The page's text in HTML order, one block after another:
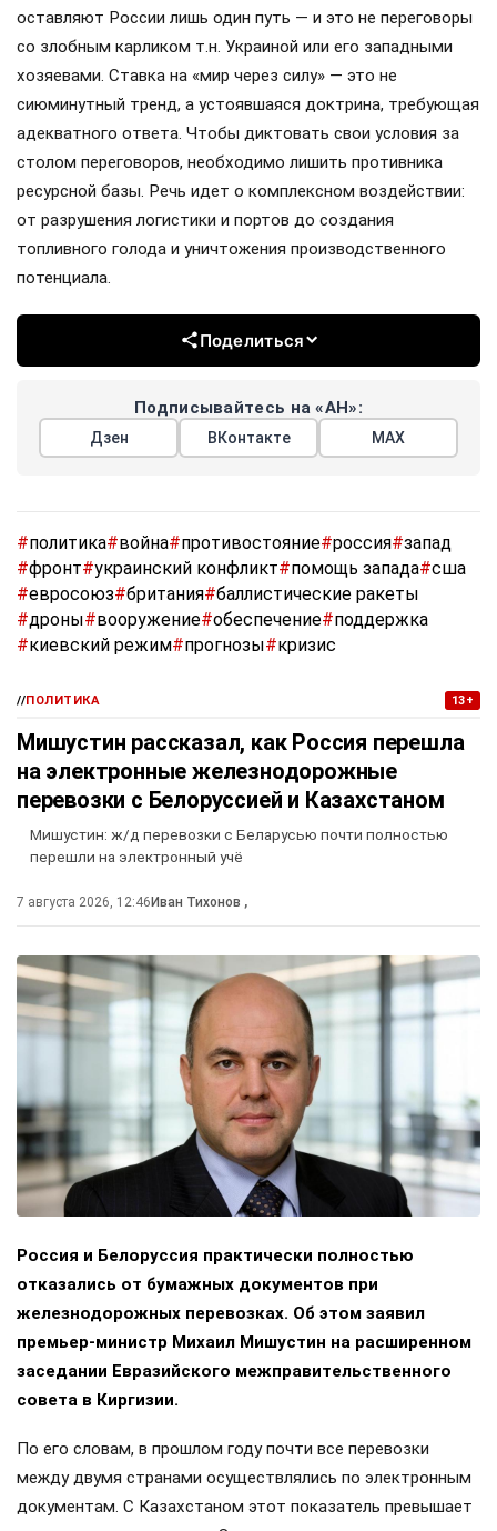
оставляют России лишь один путь — и это не переговоры
со злобным карликом т.н. Украиной или его западными
хозяевами. Ставка на «мир через силу» — это не
сиюминутный тренд, а устоявшаяся доктрина, требующая
адекватного ответа. Чтобы диктовать свои условия за
столом переговоров, необходимо лишить противника
ресурсной базы. Речь идет о комплексном воздействии:
от разрушения логистики и портов до создания
топливного голода и уничтожения производственного
потенциала.
Поделиться
Подписывайтесь на «АН»:
Дзен ВКонтакте МАХ
#политика#война#противостояние#россия#запад
#фронт#украинский конфликт#помощь запада#сша
#евросоюз#британия#баллистические ракеты
#дроны#вооружение#обеспечение#поддержка
#киевский режим#прогнозы#кризис
//ПОЛИТИКА 13+
Мишустин рассказал, как Россия перешла
на электронные железнодорожные
перевозки с Белоруссией и Казахстаном
Мишустин: ж/д перевозки с Беларусью почти полностью
перешли на электронный учё
7 августа 2026, 12:46Иван Тихонов ,
Россия и Белоруссия практически полностью
отказались от бумажных документов при
железнодорожных перевозках. Об этом заявил
премьер-министр Михаил Мишустин на расширенном
заседании Евразийского межправительственного
совета в Киргизии.
По его словам, в прошлом году почти все перевозки
между двумя странами осуществлялись по электронным
документам. С Казахстаном этот показатель превышает